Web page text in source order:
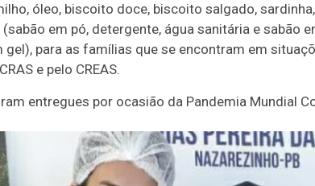
óleo, biscoito doce, biscoito salgado,
em pó, detergente, água sanitária e sabão
gel), para as famílias que se encontram em
e pelo CREAS.
entregues por ocasião da Pandemia Mundial